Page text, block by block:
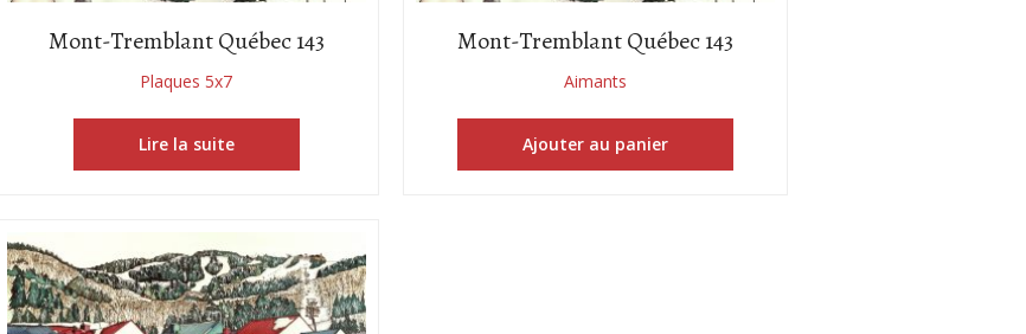
Mont-Tremblant Québec 143
Plaques 5x7
Lire la suite
Mont-Tremblant Québec 143
Aimants
Ajouter au panier